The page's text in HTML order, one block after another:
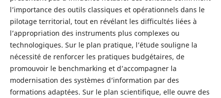
l’importance des outils classiques et opérationnels dans le
pilotage territorial, tout en révélant les difficultés liées à
l’appropriation des instruments plus complexes ou
technologiques. Sur le plan pratique, l’étude souligne la
nécessité de renforcer les pratiques budgétaires, de
promouvoir le benchmarking et d’accompagner la
modernisation des systèmes d’information par des
formations adaptées. Sur le plan scientifique, elle ouvre des